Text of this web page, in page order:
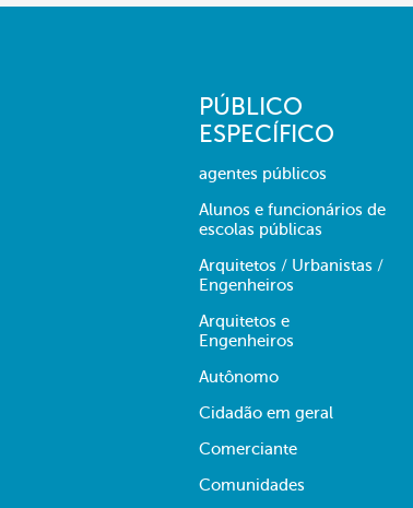
PÚBLICO
ESPECÍFICO
agentes públicos
Alunos e funcionários de
escolas públicas
Arquitetos / Urbanistas /
Engenheiros
Arquitetos e
Engenheiros
Autônomo
Cidadão em geral
Comerciante
Comunidades